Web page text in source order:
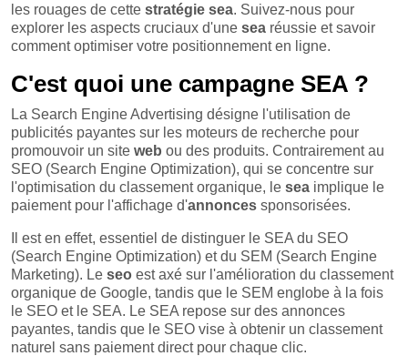
les rouages de cette stratégie sea. Suivez-nous pour
explorer les aspects cruciaux d'une sea réussie et savoir
comment optimiser votre positionnement en ligne.
C'est quoi une campagne SEA ?
La Search Engine Advertising désigne l'utilisation de
publicités payantes sur les moteurs de recherche pour
promouvoir un site web ou des produits. Contrairement au
SEO (Search Engine Optimization), qui se concentre sur
l'optimisation du classement organique, le sea implique le
paiement pour l'affichage d'annonces sponsorisées.
Il est en effet, essentiel de distinguer le SEA du SEO
(Search Engine Optimization) et du SEM (Search Engine
Marketing). Le seo est axé sur l'amélioration du classement
organique de Google, tandis que le SEM englobe à la fois
le SEO et le SEA. Le SEA repose sur des annonces
payantes, tandis que le SEO vise à obtenir un classement
naturel sans paiement direct pour chaque clic.